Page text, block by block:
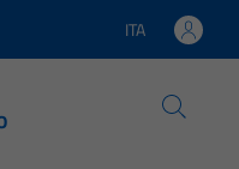
Lingua attiva:
ITA